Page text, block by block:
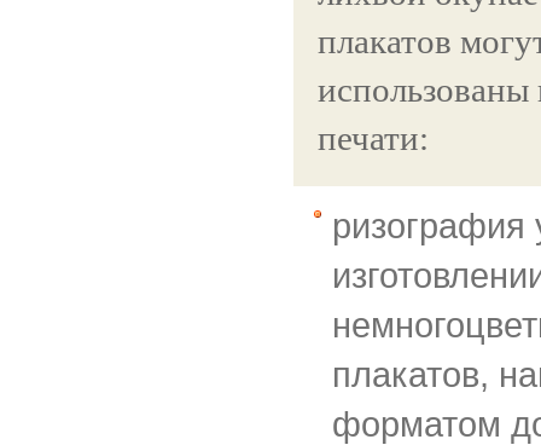
плакатов
использованы
печати:
ризография
плакатов,
форматом